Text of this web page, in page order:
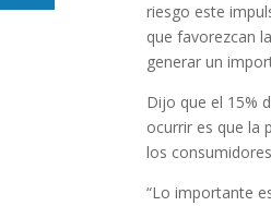
riesgo este
que favorezcan
generar un
Dijo que el 15%
ocurrir es que la
los
“Lo importante